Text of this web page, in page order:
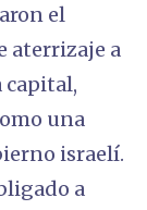
el
aterrizaje a
capital,
una
israelí.
a